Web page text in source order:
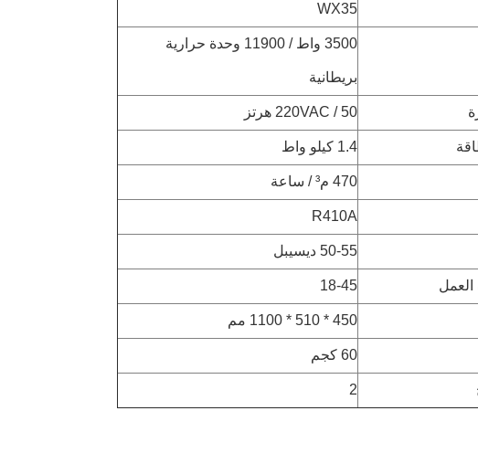
WX35
3500 واط / 11900 وحدة حرارية
بريطانية
220VAC / 50 هرتز
1.4 كيلو واط
470 م³ / ساعة
R410A
50-55 ديسيبل
18-45
450 * 510 * 1100 مم
60 كجم
2